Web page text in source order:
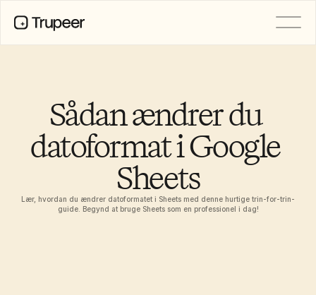
Sådan ændrer du
datoformat i Google
Sheets
Lær, hvordan du ændrer datoformatet i Sheets med denne hurtige trin-for-trin-
guide. Begynd at bruge Sheets som en professionel i dag!
Documentation
Translation
Knowledge Base
AI Avatars
Brand Kits